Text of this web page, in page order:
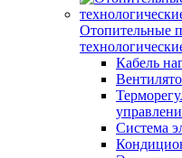
Отопительные
Кабель
Система